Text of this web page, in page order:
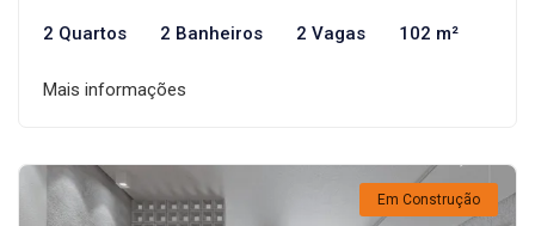
2 Quartos 2 Banheiros 2 Vagas 102 m²
Mais informações
Em Construção